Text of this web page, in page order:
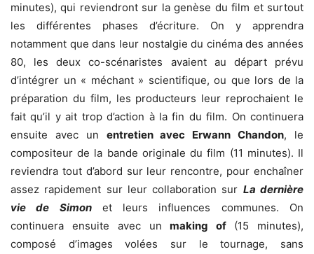
minutes), qui reviendront sur la genèse du film et surtout
les différentes phases d’écriture. On y apprendra
notamment que dans leur nostalgie du cinéma des années
80, les deux co-scénaristes avaient au départ prévu
d’intégrer un « méchant » scientifique, ou que lors de la
préparation du film, les producteurs leur reprochaient le
fait qu’il y ait trop d’action à la fin du film. On continuera
ensuite avec un entretien avec Erwann Chandon, le
compositeur de la bande originale du film (11 minutes). Il
reviendra tout d’abord sur leur rencontre, pour enchaîner
assez rapidement sur leur collaboration sur La dernière
vie de Simonet leurs influences communes. On
continuera ensuite avec unmaking of (15 minutes),
composé d’images volées sur le tournage, sans